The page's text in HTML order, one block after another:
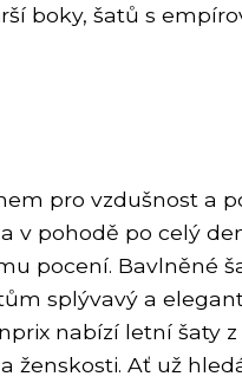
boky, šatů s
pro vzdušnost a
v pohodě po celý
pocení. Bavlněné
splývavý a
nabízí letní šaty
ženskosti. Ať už